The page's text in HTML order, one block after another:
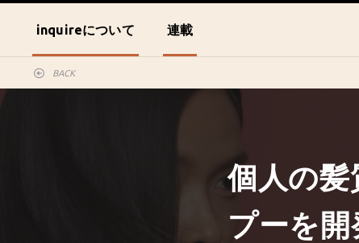
inquireについて 連載
BACK
個人の
プーを